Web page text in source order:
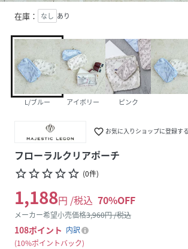
在庫： なし あり
L/ブルー アイボリー ピンク
favorite_border お気に入りショップに登録する
フローラルクリアポーチ
star_borderstar_borderstar_borderstar_borderstar_border (0件)
1,188円 /税込 70%OFF
メーカー希望小売価格3,960円 /税込
108ポイント 内訳
10%ポイントバック